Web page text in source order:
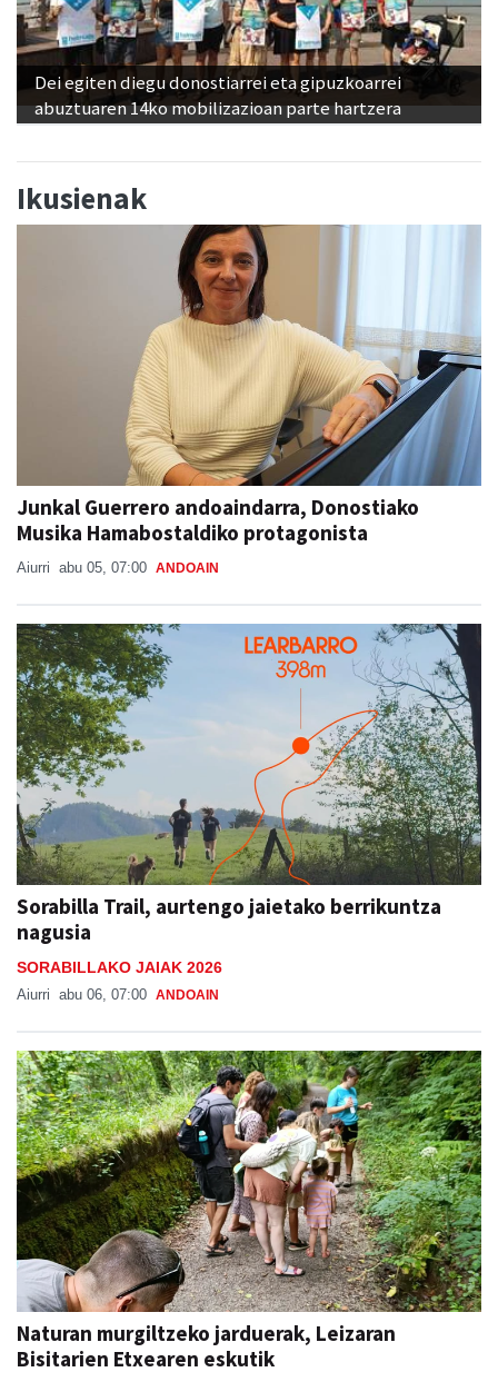
Dei egiten diegu donostiarrei eta gipuzkoarrei
abuztuaren 14ko mobilizazioan parte hartzera
Ikusienak
Junkal Guerrero andoaindarra, Donostiako
Musika Hamabostaldiko protagonista
Aiurri abu 05, 07:00 ANDOAIN
Sorabilla Trail, aurtengo jaietako berrikuntza
nagusia
SORABILLAKO JAIAK 2026
Aiurri abu 06, 07:00 ANDOAIN
Naturan murgiltzeko jarduerak, Leizaran
Bisitarien Etxearen eskutik